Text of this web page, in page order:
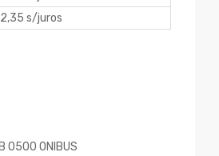
s/juros
O500 ONIBUS